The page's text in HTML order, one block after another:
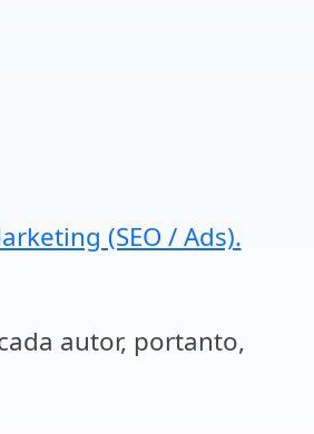
(SEO / Ads).
autor, portanto,